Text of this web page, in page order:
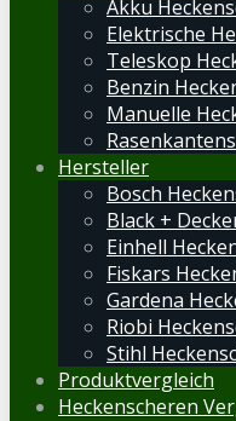
Akku
Elektrische
Teleskop
Benzin
Manuelle
Hersteller
Bosch
Black +
Einhell
Fiskars
Gardena
Riobi
Stihl
Produktvergleich
Heckenscheren